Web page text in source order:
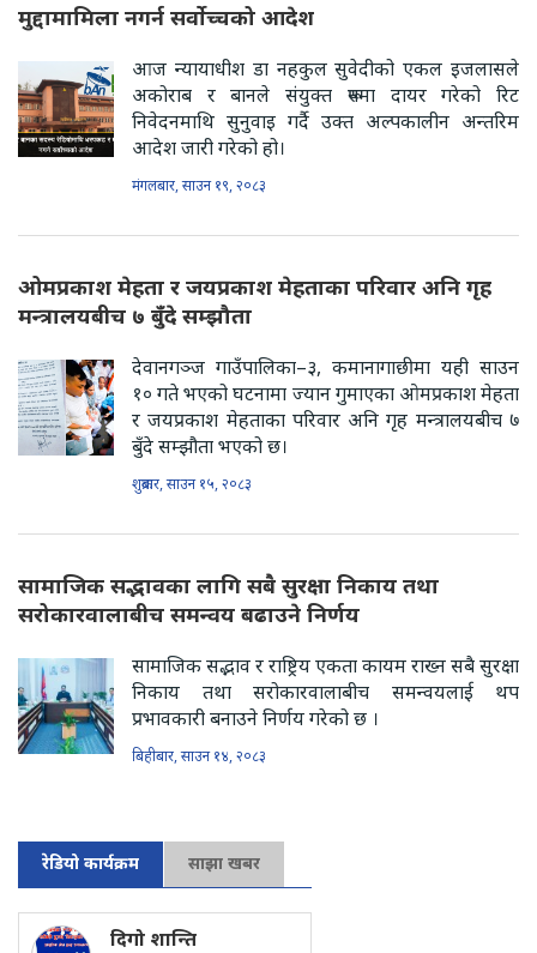
मुद्दामामिला नगर्न सर्वोच्चको आदेश
आज न्यायाधीश डा नहकुल सुवेदीको एकल इजलासले
अकोराब र बानले संयुक्त रूपमा दायर गरेको रिट
निवेदनमाथि सुनुवाइ गर्दै उक्त अल्पकालीन अन्तरिम
आदेश जारी गरेको हो।
मंगलबार, साउन १९, २०८३
ओमप्रकाश मेहता र जयप्रकाश मेहताका परिवार अनि गृह
मन्त्रालयबीच ७ बुँदे सम्झौता
देवानगञ्ज गाउँपालिका–३, कमानागाछीमा यही साउन
१० गते भएको घटनामा ज्यान गुमाएका ओमप्रकाश मेहता
र जयप्रकाश मेहताका परिवार अनि गृह मन्त्रालयबीच ७
बुँदे सम्झौता भएको छ।
शुक्रबार, साउन १५, २०८३
सामाजिक सद्भावका लागि सबै सुरक्षा निकाय तथा
सरोकारवालाबीच समन्वय बढाउने निर्णय
सामाजिक सद्भाव र राष्ट्रिय एकता कायम राख्न सबै सुरक्षा
निकाय तथा सरोकारवालाबीच समन्वयलाई थप
प्रभावकारी बनाउने निर्णय गरेको छ ।
बिहीबार, साउन १४, २०८३
रेडियो कार्यक्रम साझा खबर
दिगो शान्ति